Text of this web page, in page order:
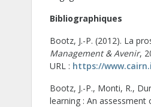
Bibliographiques
Bootz, J.-P. (2012). La
Management & Avenir,
URL : https://
Bootz, J.-P., Monti, R.,
learning : An